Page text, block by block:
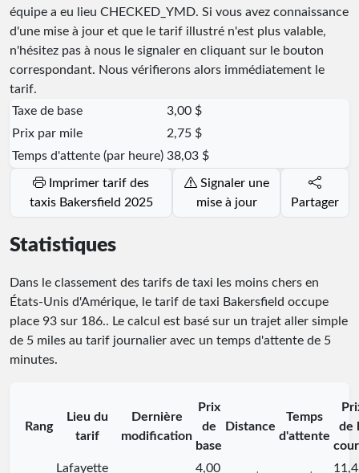
équipe a eu lieu CHECKED_YMD. Si vous avez connaissance
d'une mise à jour et que le tarif illustré n'est plus valable,
n'hésitez pas à nous le signaler en cliquant sur le bouton
correspondant. Nous vérifierons alors immédiatement le
tarif.
Taxe de base
3,00 $
Prix par mile
2,75 $
Temps d'attente (par heure) 38,03 $
taxis Bakersfield 2025
Signaler une
mise à jour
Partager
Statistiques
Dans le classement des tarifs de taxi les moins chers en
États-Unis d'Amérique, le tarif de taxi Bakersfield occupe
place 93 sur 186.. Le calcul est basé sur un trajet aller simple
de 5 miles au tarif journalier avec un temps d'attente de 5
minutes.
Rang
Lieu du
tarif
Dernière
modification
Prix
de
base
Distance
Temps
d'attente
de
Lafayette 4,00